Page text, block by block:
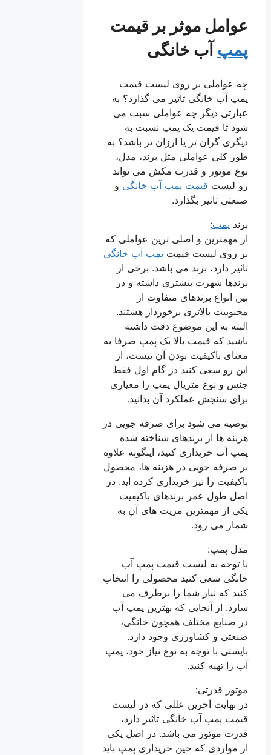
عوامل موثر بر قیمت
پمپآب خانگی
چه عواملی بر روی لیست قیمت
پمپ آب خانگی تاثیر می گذارد؟ به
عبارتی دیگر چه عواملی سبب می
شود تا قیمت یک پمپ نسبت به
دیگری گران تر یا ارزان تر باشد؟ به
طور کلی عواملی مثل برند، مدل،
نوع موتور و قدرت مکش می تواند
رو لیستقیمت پمپ آب خانگی و
صنعتی تاثیر بگذارد.
برندپمپ:
از مهمترین و اصلی ترین عواملی که
بر روی لیست قیمتپمپ آب خانگی
تاثیر دارد، برند می باشد. برخی از
برندها شهرت بیشتری داشته و در
بین انواع برندهای متفاوت از
محبوبیت بالاتری برخوردار هستند.
البته به این موضوع دقت داشته
باشید که قیمت بالا یک پمپ صرفا به
معنای باکیفیت بودن آن نیست، از
این رو سعی کنید در گام اول فقط
جنس و نوع متریال پمپ را معیاری
برای سنجش عملکرد آن بدانید.
توصیه می شود برای صرفه جویی در
هزینه ها از برندهای شناخته شده
پمپ آب خریداری کنید، اینگونه علاوه
بر صرفه جویی در هزینه ها، محصول
باکیفیت را نیز خریداری کرده اید. در
اصل طول عمر برندهای باکیفیت
یکی از مهمترین مزیت های آن به
شمار می رود.
مدل پمپ:
با توجه به لیست قیمت پمپ آب
خانگی سعی کنید محصولی را انتخاب
کنید که نیاز شما را برطرف می
سازد. از آنجایی که بهترین پمپ آب
در صنایع مختلف همچون خانگی،
صنعتی و کشاورزی وجود دارد.
بایستی با توجه به نوع نیاز خود، پمپ
آب را تهیه کنید.
موتور قدرتی:
در نهایت آخرین عللی که در لیست
قیمت پمپ آب خانگی تاثیر دارد،
قدرت موتور می باشد. در اصل یکی
از مواردی که حین خریداری پمپ باید